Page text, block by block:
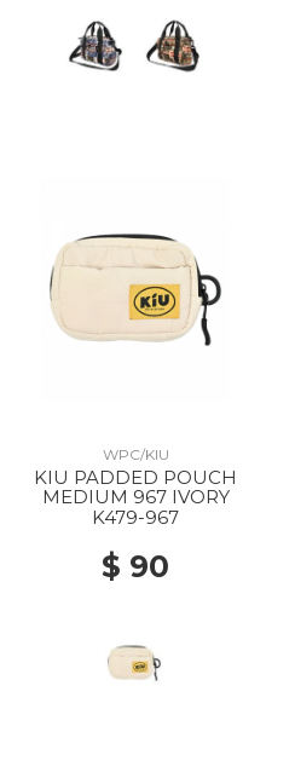
WPC/KIU
KIU PADDED POUCH
MEDIUM 967 IVORY
K479-967
$ 90